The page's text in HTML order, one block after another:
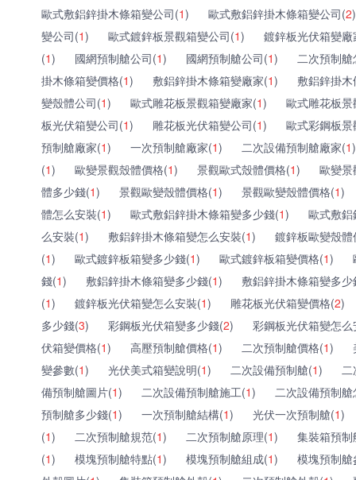
歐式敷鋁鋅掛木條箱變公司(1) 歐式敷鋁鋅掛木條箱變公司(2)
變公司(1) 歐式鍍鋅板景觀箱變公司(1)
鍍鋅板光伏箱變廠
(1) 國網預制艙公司(1) 國網預制艙公司(1)
二次預制
掛木條箱變價格(1) 敷鋁鋅掛木條箱變廠家(1)
敷鋁鋅掛
變殼體公司(1) 歐式雕花板景觀箱變廠家(1)
歐式雕花板
板光伏箱變公司(1) 雕花板光伏箱變公司(1)
歐式彩鋼板
預制艙廠家(1) 一次預制艙廠家(1) 二次設備預制艙廠家(1)
(1) 歐變景觀殼體價格(1) 景觀歐式殼體價格(1)
歐變
體多少錢(1) 景觀歐變殼體價格(1) 景觀歐變殼體價格(1)
體怎么安裝(1) 歐式敷鋁鋅掛木條箱變多少錢(1)
歐式敷
么安裝(1) 敷鋁鋅掛木條箱變怎么安裝(1)
鍍鋅板歐變殼
(1) 歐式鍍鋅板箱變多少錢(1) 歐式鍍鋅板箱變價格(1)
錢(1) 敷鋁鋅掛木條箱變多少錢(1)
敷鋁鋅掛木條箱變多少
(1) 鍍鋅板光伏箱變怎么安裝(1) 雕花板光伏箱變價格(2)
多少錢(3) 彩鋼板光伏箱變多少錢(2)
彩鋼板光伏箱變怎
伏箱變價格(1) 高壓預制艙價格(1) 二次預制艙價格(1)
變參數(1) 光伏美式箱變說明(1) 二次設備預制艙(1)
備預制艙圖片(1) 二次設備預制艙施工(1)
二次設備預制
預制艙多少錢(1) 一次預制艙結構(1) 光伏一次預制艙(1)
(1) 二次預制艙規范(1) 二次預制艙原理(1)
集裝箱預
(1) 模塊預制艙特點(1) 模塊預制艙組成(1)
模塊預制